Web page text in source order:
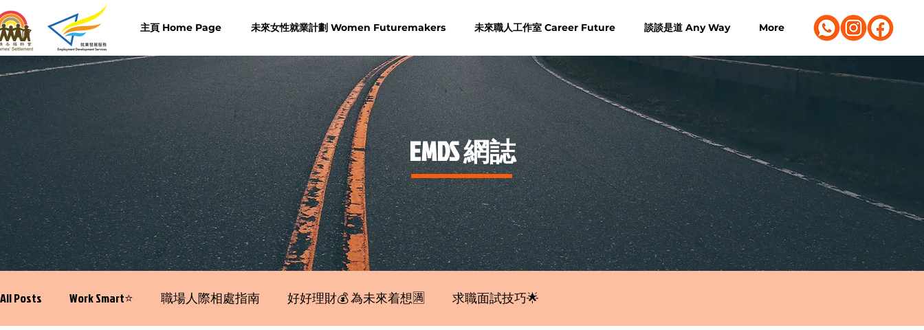
主頁 Home Page 未來女性就業計劃 Women Futuremakers 未來職人工作室 Career Future 談談是道 Any Way More
​EMDS 網誌
All Posts Work Smart⭐️ 職場人際相處指南 好好理財💰 為未來着想🈵 求職面試技巧🌟